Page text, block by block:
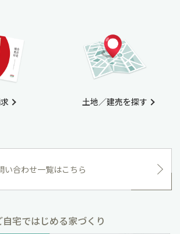
土地／建売を探す
い合わせ一覧はこちら
自宅ではじめる家づくり